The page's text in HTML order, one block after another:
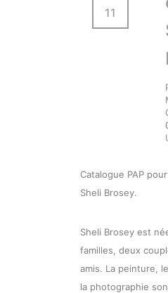
11
Catalogue PAP
Sheli Brosey.
Sheli Brosey est
familles, deux
amis. La peinture,
la photographie